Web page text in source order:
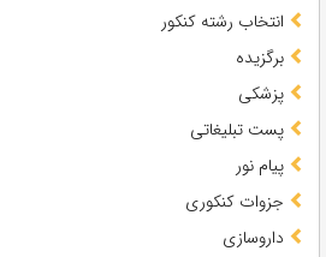
انتخاب رشته کنکور
برگزیده
پزشکی
پست تبلیغاتی
پیام نور
جزوات کنکوری
داروسازی